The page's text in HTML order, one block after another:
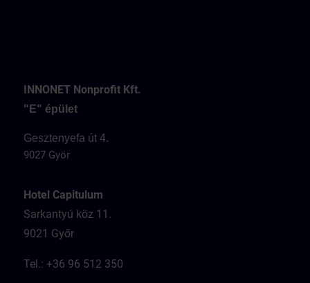
INNONET Nonprofit Kft.
"E" épület
Gesztenyefa út 4.
9027 Györ
Hotel Capitulum
Sarkantyú köz 11.
9021 Győr
Tel.: +36 96 512 350